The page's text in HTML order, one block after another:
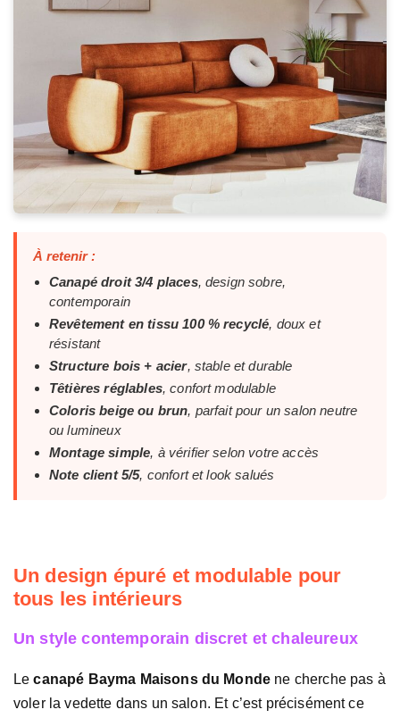
À retenir :
Canapé droit 3/4 places, design sobre,
contemporain
Revêtement en tissu 100 % recyclé, doux et
résistant
Structure bois + acier, stable et durable
Têtières réglables, confort modulable
Coloris beige ou brun, parfait pour un salon neutre
ou lumineux
Montage simple, à vérifier selon votre accès
Note client 5/5, confort et look salués
Un design épuré et modulable pour
tous les intérieurs
Un style contemporain discret et chaleureux
Lecanapé Bayma Maisons du Monde ne cherche pas à
voler la vedette dans un salon. Et c’est précisément ce